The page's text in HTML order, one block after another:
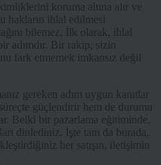
koruma altına alır ve
hakların ihlal edilmesi
bilemez. İlk olarak, ihlal
adımdır. Bir rakip, sizin
fark etmemek imkansız değil
gereken adım uygun kanıtlar
güçlendirir hem de durumu
Belki bir pazarlama eğitiminde,
dinlediniz. İşte tam da burada,
her satışın, iletişimin